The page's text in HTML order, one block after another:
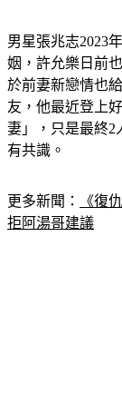
男星張兆志2023
姻，許允樂日前
於前妻新戀情也
友，他最近登上
妻」，只是最終2
更多新聞：《復